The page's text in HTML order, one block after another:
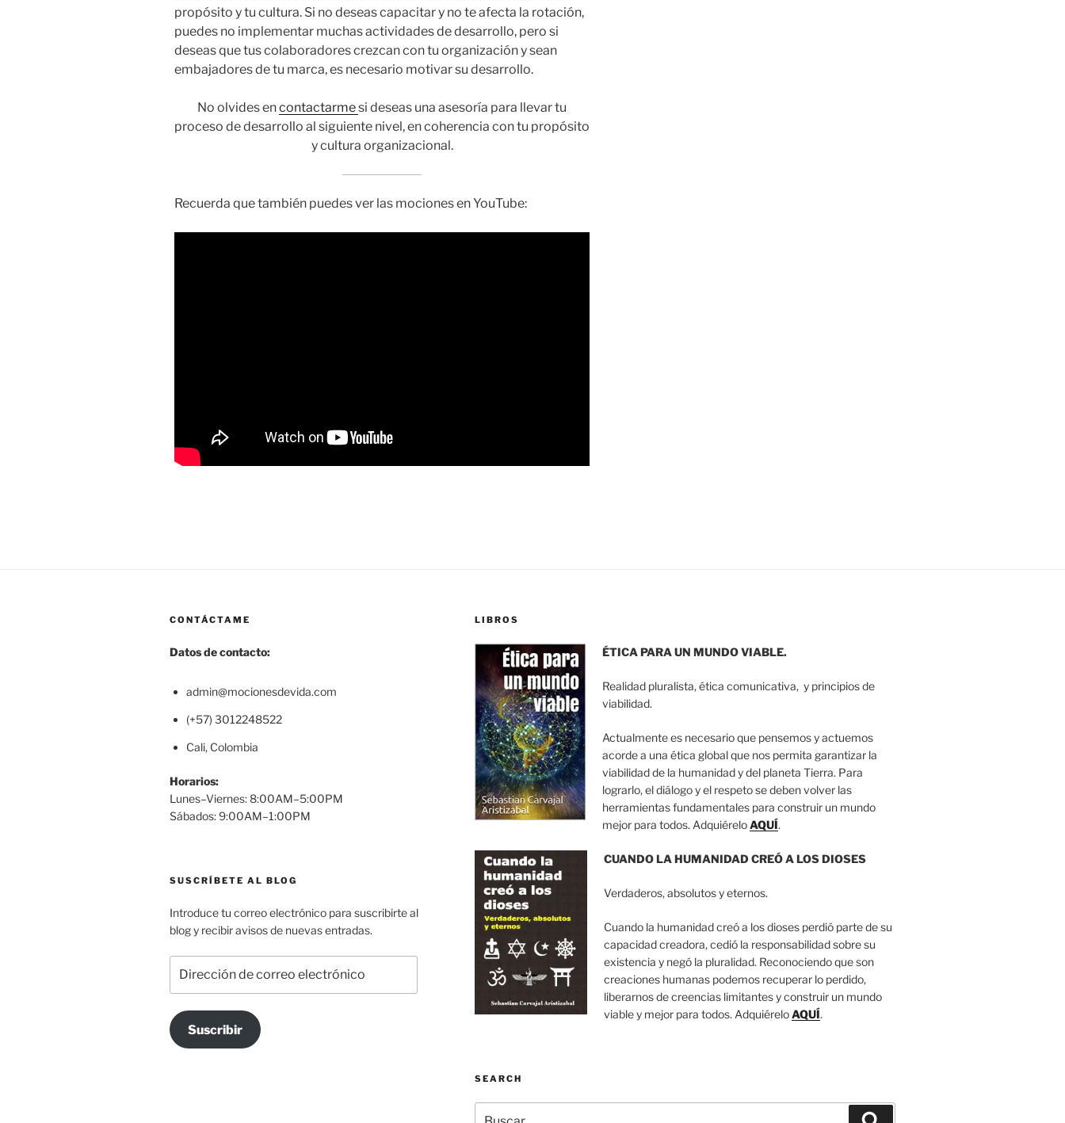
propósito y tu cultura. Si no deseas capacitar y no te afecta la rotación,
puedes no implementar muchas actividades de desarrollo, pero si
deseas que tus colaboradores crezcan con tu organización y sean
embajadores de tu marca, es necesario motivar su desarrollo.
No olvides encontactarmesi deseas una asesoría para llevar tu
proceso de desarrollo al siguiente nivel, en coherencia con tu propósito
y cultura organizacional.
Recuerda que también puedes ver las mociones en YouTube:
CONTÁCTAME
Datos de contacto:
admin@mocionesdevida.com
(+57) 3012248522
Cali, Colombia
Horarios:
Lunes–Viernes: 8:00AM–5:00PM
Sábados: 9:00AM–1:00PM
SUSCRÍBETE AL BLOG
Introduce tu correo electrónico para suscribirte al
blog y recibir avisos de nuevas entradas.
de
correo
electrónico
Suscribir
LIBROS
ÉTICA PARA UN MUNDO VIABLE.
Realidad pluralista, ética comunicativa, y principios de
viabilidad.
Actualmente es necesario que pensemos y actuemos
acorde a una ética global que nos permita garantizar la
viabilidad de la humanidad y del planeta Tierra. Para
lograrlo, el diálogo y el respeto se deben volver las
herramientas fundamentales para construir un mundo
mejor para todos. AdquiéreloAQUÍ.
CUANDO LA HUMANIDAD CREÓ A LOS DIOSES
Verdaderos, absolutos y eternos.
Cuando la humanidad creó a los dioses perdió parte de su
capacidad creadora, cedió la responsabilidad sobre su
existencia y negó la pluralidad. Reconociendo que son
creaciones humanas podemos recuperar lo perdido,
liberarnos de creencias limitantes y construir un mundo
viable y mejor para todos. AdquiéreloAQUÍ.
SEARCH